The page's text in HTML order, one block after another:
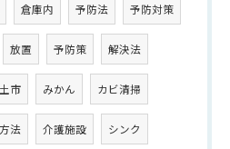
倉庫内 予防法 予防対策
放置 予防策 解決法
市 みかん カビ清掃
法 介護施設 シンク